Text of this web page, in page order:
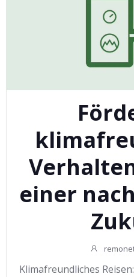
einer
Klimafreundliches